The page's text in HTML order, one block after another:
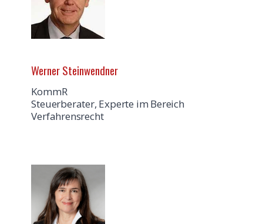
Werner Steinwendner
KommR
Steuerberater, Experte im Bereich
Verfahrensrecht